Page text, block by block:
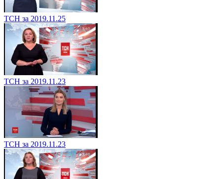
ТСН за 2019.11.25
ТСН за 2019.11.23
ТСН за 2019.11.23